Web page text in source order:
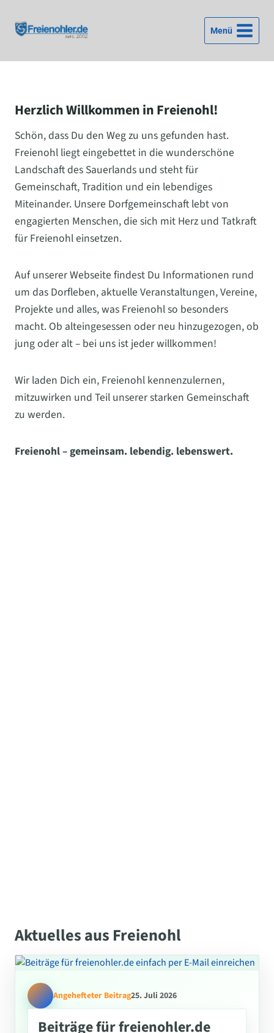
Inhalt
springen
Menü
Herzlich Willkommen in Freienohl!
Schön, dass Du den Weg zu uns gefunden hast.
Freienohl liegt eingebettet in die wunderschöne
Landschaft des Sauerlands und steht für
Gemeinschaft, Tradition und ein lebendiges
Miteinander. Unsere Dorfgemeinschaft lebt von
engagierten Menschen, die sich mit Herz und Tatkraft
für Freienohl einsetzen.
Auf unserer Webseite findest Du Informationen rund
um das Dorfleben, aktuelle Veranstaltungen, Vereine,
Projekte und alles, was Freienohl so besonders
macht. Ob alteingesessen oder neu hinzugezogen, ob
jung oder alt – bei uns ist jeder willkommen!
Wir laden Dich ein, Freienohl kennenzulernen,
mitzuwirken und Teil unserer starken Gemeinschaft
zu werden.
Freienohl – gemeinsam. lebendig. lebenswert.
Aktuelles aus Freienohl
Angehefteter Beitrag25. Juli 2026
Beiträge für freienohler.de